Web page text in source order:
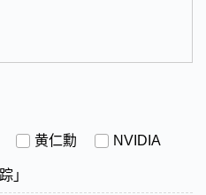
黄仁勳 NVIDIA
」